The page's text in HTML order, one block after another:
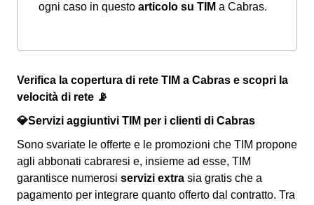
ogni caso in questo articolo su TIM a Cabras.
Verifica la copertura di rete TIM a Cabras e scopri la
velocità di rete 📡
💎Servizi aggiuntivi TIM per i clienti di Cabras
Sono svariate le offerte e le promozioni che TIM propone
agli abbonati cabraresi e, insieme ad esse, TIM
garantisce numerosi servizi extra sia gratis che a
pagamento per integrare quanto offerto dal contratto. Tra